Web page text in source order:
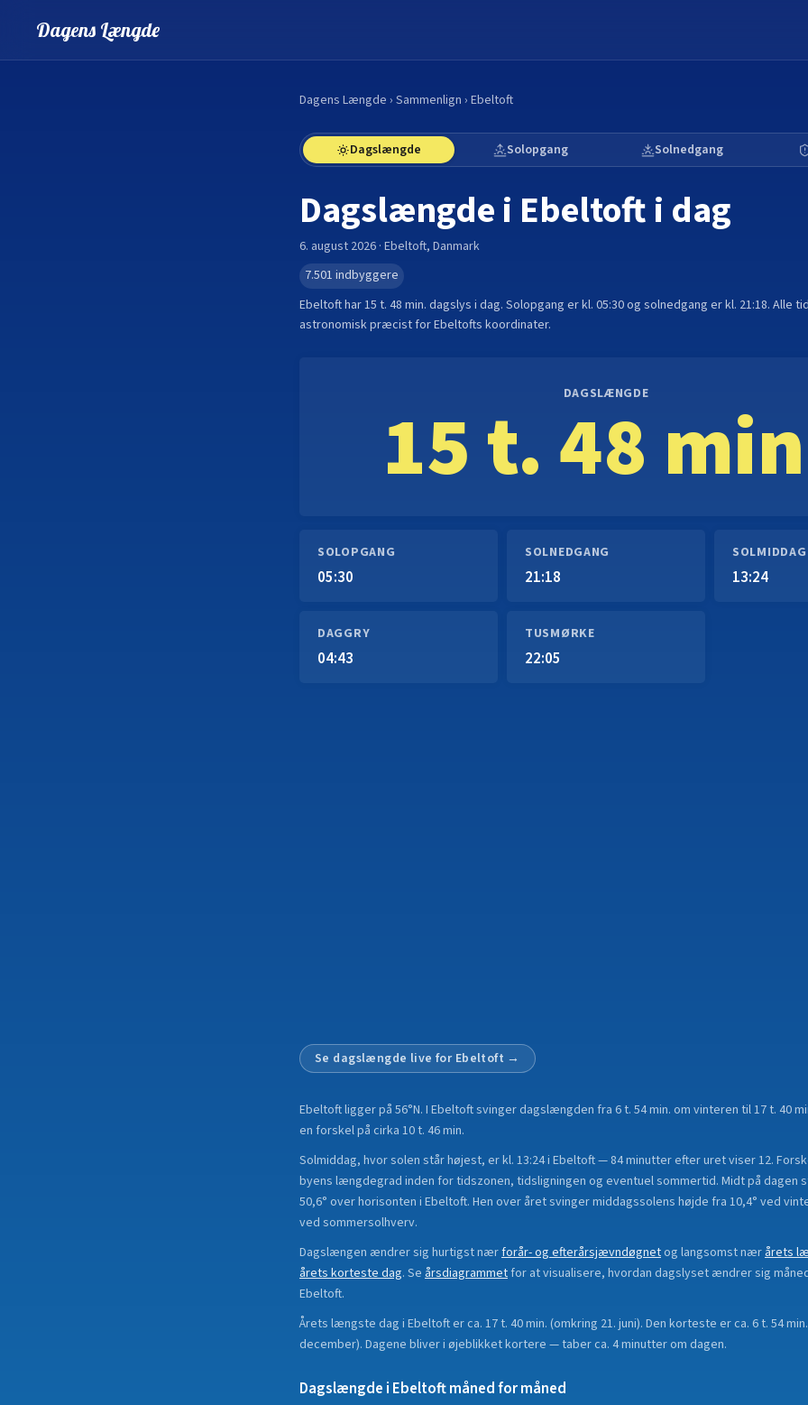
Dagens Længde
Dagens Længde › Sammenlign › Ebeltoft
Dagslængde Solopgang Solnedgang
Dagslængde i Ebeltofti dag
6. august 2026 · Ebeltoft, Danmark
7.501 indbyggere
Ebeltofthar15 t. 48 min. dagslys i dag. Solopgang er kl. 05:30og solnedgang er kl. 21:18. Alle
astronomisk præcist forEbeltofts koordinater.
DAGSLÆNGDE
15 t. 48
SOLOPGANG
05:30
SOLNEDGANG
21:18
SOLMIDDAG
13:24
DAGGRY
04:43
TUSMØRKE
22:05
Se dagslængde live for Ebeltoft →
Ebeltoftligger på 56°N. I Ebeltoft svinger dagslængden fra 6 t. 54 min. om vinteren til 17 t. 40
en forskel på cirka 10 t. 46 min.
Solmiddag, hvor solen står højest, er kl. 13:24 i Ebeltoft — 84 minutter efter uret viser 12.
byens længdegrad inden for tidszonen, tidsligningen og eventuel sommertid. Midt på dagen
50,6° over horisonten i Ebeltoft. Hen over året svinger middagssolens højde fra 10,4° ved
ved sommersolhverv.
Dagslængen ændrer sig hurtigst nærforår- og efterårsjævndøgnetog langsomst nærårets
årets korteste dag. Se årsdiagrammetfor at visualisere, hvordan dagslyset ændrer sig
Ebeltoft.
Årets længste dag i Ebeltofter ca. 17 t. 40 min. (omkring 21. juni). Den korteste er ca. 6 t. 54 min.
december). Dagene bliver i øjeblikketkortere —taberca. 4minutterom dagen.
Dagslængde i Ebeltoftmåned for måned